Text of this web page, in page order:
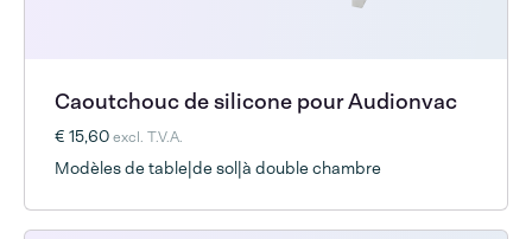
Caoutchouc de silicone pour Audionvac
€ 15,60excl. T.V.A.
Modèles de table|de sol|à double chambre